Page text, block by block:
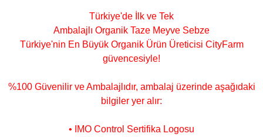
Türkiye'de İlk ve Tek
Ambalajlı Organik Taze Meyve Sebze
Türkiye'nin En Büyük Organik Ürün Üreticisi CityFarm
güvencesiyle!
%100 Güvenilir ve Ambalajlıdır, ambalaj üzerinde aşağıdaki
bilgiler yer alır:
• IMO Control Sertifika Logosu